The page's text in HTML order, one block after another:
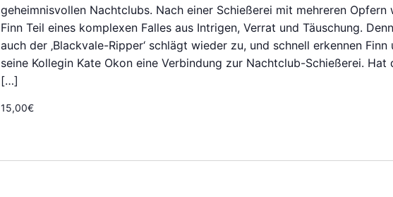
geheimnisvollen Nachtclubs. Nach einer Schießerei mit mehreren Opfern
Finn Teil eines komplexen Falles aus Intrigen, Verrat und Täuschung. Denn
auch der ‚Blackvale-Ripper‘ schlägt wieder zu, und schnell erkennen Finn
seine Kollegin Kate Okon eine Verbindung zur Nachtclub-Schießerei. Hat
[…]
15,00€